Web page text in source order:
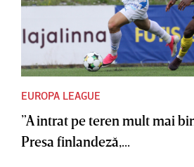
EUROPA LEAGUE
”A intrat pe teren mult mai
Presa finlandeză,...